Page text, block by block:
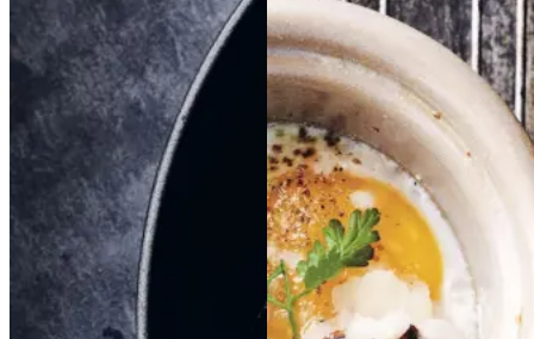
BraiseretBraiseret
oksetværreboksetvæ
rreb
Gem opskrift
ÆgÆg ii
kokottekokotte
medmed
kantereller
kanterell
er ogog høosthøost